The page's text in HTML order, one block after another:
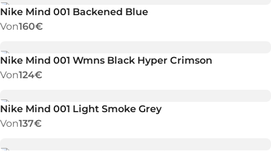
Nike Mind 001 Backened Blue
Von160€
Nike Mind 001 Wmns Black Hyper Crimson
Von124€
Nike Mind 001 Light Smoke Grey
Von137€